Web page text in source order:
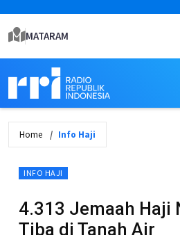
MATARAM
Home Info Haji
INFO HAJI
4.313 Jemaah Haji
Tiba di Tanah Air